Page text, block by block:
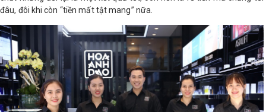
đâu, đôi khi còn “tiền mất tật mang” nữa.